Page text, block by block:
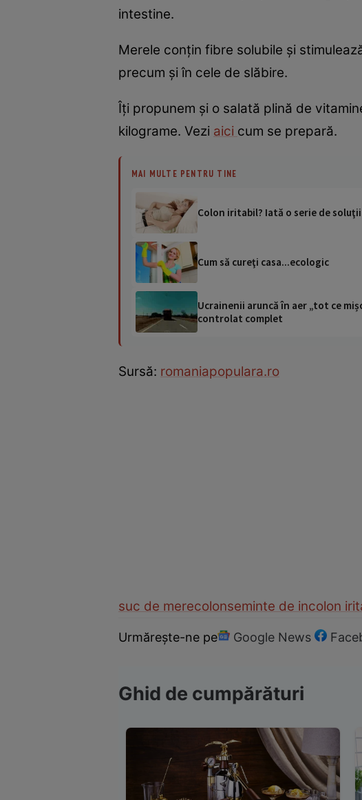
intestine.
Merele conţin fibre solubile şi
precum şi în cele de slăbire.
Îţi propunem şi o salată plină de
kilograme. Vezi aici cum se prepară.
MAI MULTE PENTRU TINE
Colon iritabil? Iată o serie de
Cum să cureţi casa...ecologic
Ucrainenii aruncă în aer „tot ce
controlat complet
Sursă: romaniapopulara.ro
suc de merecolonseminte de incolon
Urmărește-ne pe Google News
Ghid de cumpărături